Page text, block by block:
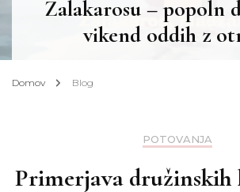
Zalakarosu – popoln
vikend oddih z
Domov Blog
POTOVANJA
Primerjava družinskih